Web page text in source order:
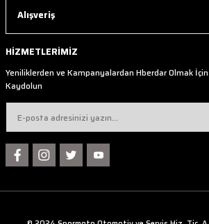
Alışveriş
HİZMETLERİMİZ
Yeniliklerden ve Kampanyalardan Hberdar Olmak
Kaydolun